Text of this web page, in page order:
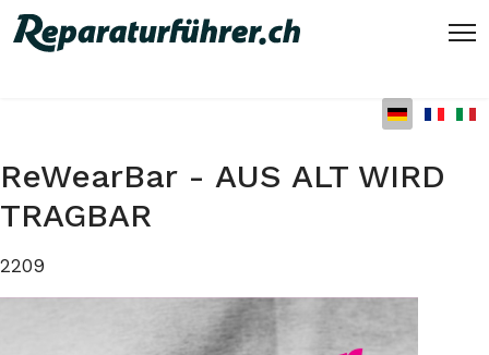
ReWearBar - AUS ALT WIRD
TRAGBAR
2209